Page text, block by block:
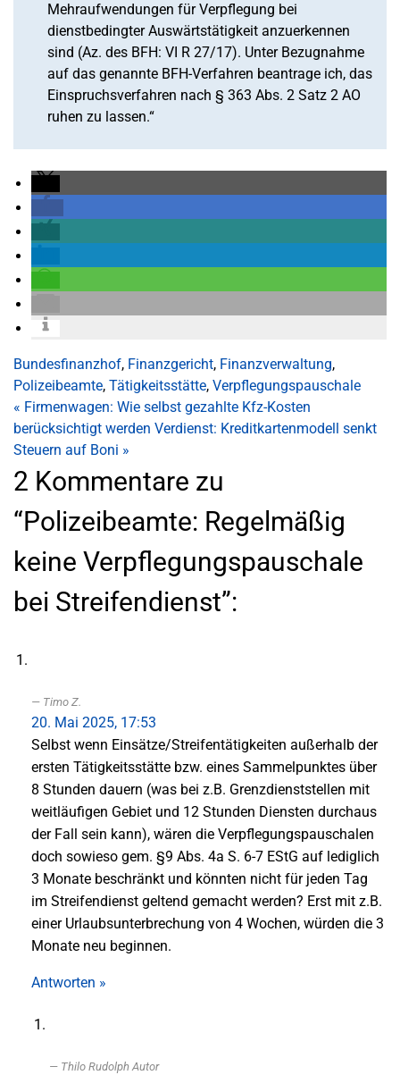
Mehraufwendungen für Verpflegung bei
dienstbedingter Auswärtstätigkeit anzuerkennen
sind (Az. des BFH: VI R 27/17). Unter Bezugnahme
auf das genannte BFH-Verfahren beantrage ich, das
Einspruchsverfahren nach § 363 Abs. 2 Satz 2 AO
ruhen zu lassen.“
Bundesfinanzhof, Finanzgericht, Finanzverwaltung,
Polizeibeamte, Tätigkeitsstätte, Verpflegungspauschale
« Firmenwagen: Wie selbst gezahlte Kfz-Kosten
berücksichtigt werden Verdienst: Kreditkartenmodell senkt
Steuern auf Boni »
2 Kommentare zu
“Polizeibeamte: Regelmäßig
keine Verpflegungspauschale
bei Streifendienst”:
Timo Z.
20. Mai 2025, 17:53
Selbst wenn Einsätze/Streifentätigkeiten außerhalb der
ersten Tätigkeitsstätte bzw. eines Sammelpunktes über
8 Stunden dauern (was bei z.B. Grenzdienststellen mit
weitläufigen Gebiet und 12 Stunden Diensten durchaus
der Fall sein kann), wären die Verpflegungspauschalen
doch sowieso gem. §9 Abs. 4a S. 6-7 EStG auf lediglich
3 Monate beschränkt und könnten nicht für jeden Tag
im Streifendienst geltend gemacht werden? Erst mit z.B.
einer Urlaubsunterbrechung von 4 Wochen, würden die 3
Monate neu beginnen.
Antworten »
Thilo RudolphAutor